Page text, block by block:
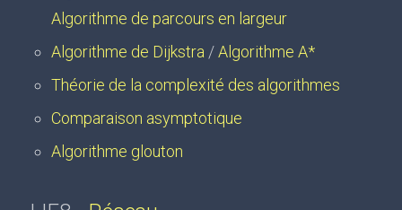
Algorithme de parcours en largeur
Algorithme de Dijkstra /Algorithme A*
Théorie de la complexité des algorithmes
Comparaison asymptotique
Algorithme glouton